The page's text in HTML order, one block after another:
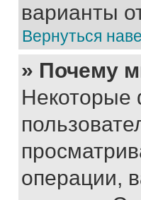
варианты
Вернуться
» Почему
Некоторые
операции,